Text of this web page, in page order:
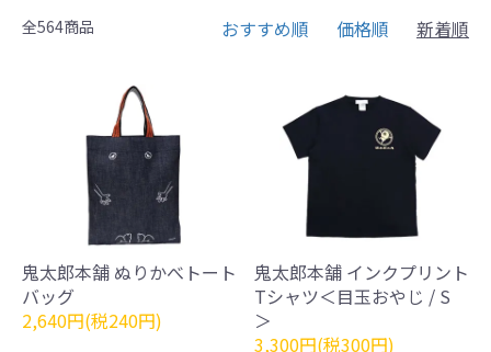
全564商品 おすすめ順 価格順 新着順
鬼太郎本舗 ぬりかべトート
バッグ
2,640円(税240円)
鬼太郎本舗 インクプリント
Tシャツ＜目玉おやじ / S
＞
3,300円(税300円)